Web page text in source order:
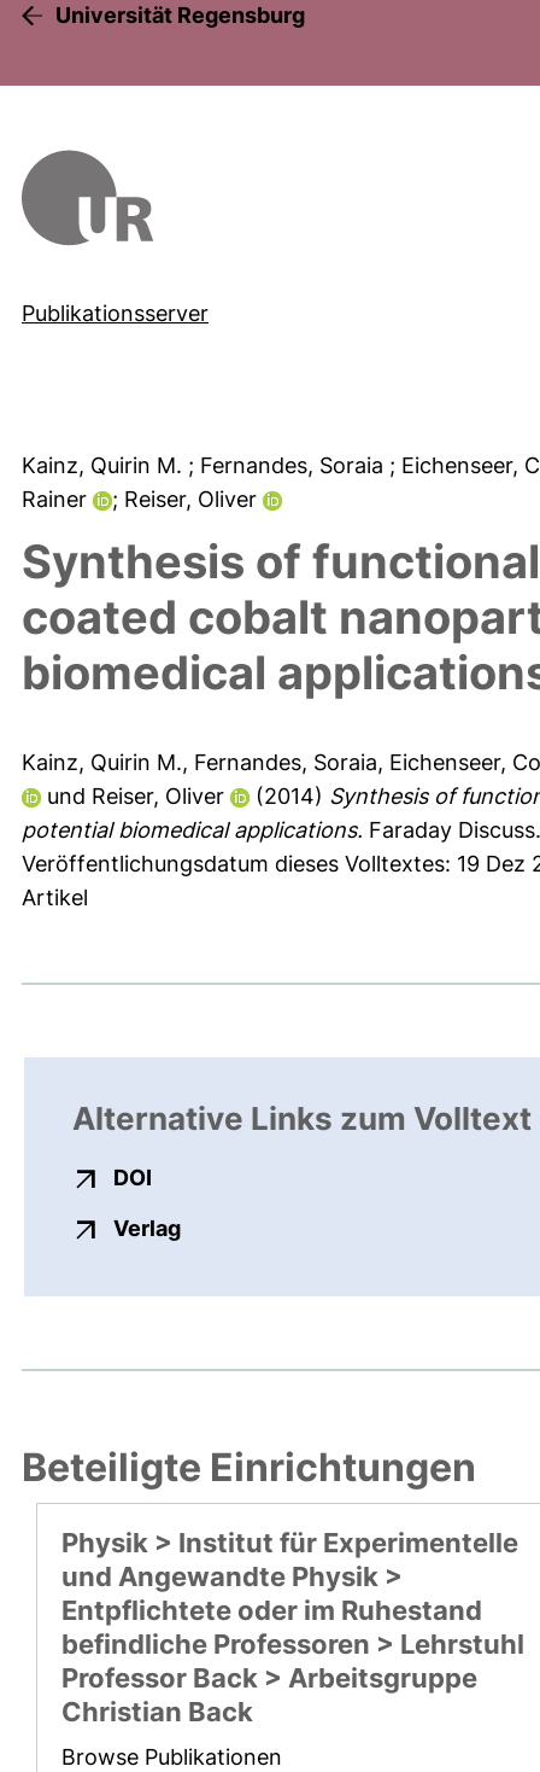
Universität Regensburg
Publikationsserver
Kainz, Quirin M. ; Fernandes, Soraia ; Eichenseer,
Rainer
; Reiser, Oliver
Synthesis of
coated cobalt
biomedical
Kainz, Quirin M., Fernandes, Soraia, Eichenseer,
und Reiser, Oliver (2014) Synthesis of
potential biomedical applications. Faraday
Veröffentlichungsdatum dieses Volltextes: 19 Dez
Artikel
Alternative Links zum Volltext
DOI
Verlagexterner Link, öffnet neues
Beteiligte Einrichtungen
Physik > Institut für Experimentelle
und Angewandte Physik >
Entpflichtete oder im Ruhestand
befindliche Professoren > Lehrstuhl
Professor Back > Arbeitsgruppe
Christian Back
Browse Publikationen